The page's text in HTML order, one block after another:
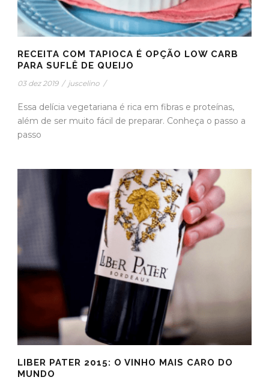
RECEITA COM TAPIOCA É OPÇÃO LOW CARB
PARA SUFLÊ DE QUEIJO
03 dez 2019 / juscelino /
Essa delícia vegetariana é rica em fibras e proteínas,
além de ser muito fácil de preparar. Conheça o passo a
passo
LIBER PATER 2015: O VINHO MAIS CARO DO
MUNDO